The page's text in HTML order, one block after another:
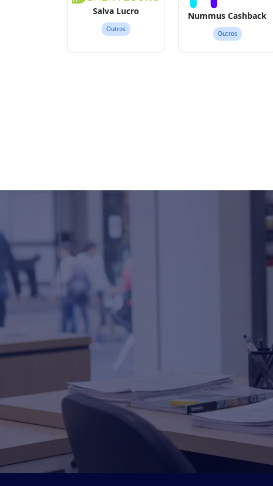
Salva Lucro
Outros
Nummus Cashback
Outros